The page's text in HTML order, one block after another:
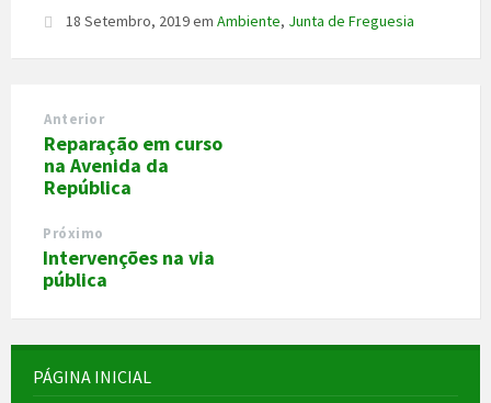
18 Setembro, 2019em Ambiente, Junta de Freguesia
Anterior
Reparação em curso
na Avenida da
República
Próximo
Intervenções na via
pública
PÁGINA INICIAL